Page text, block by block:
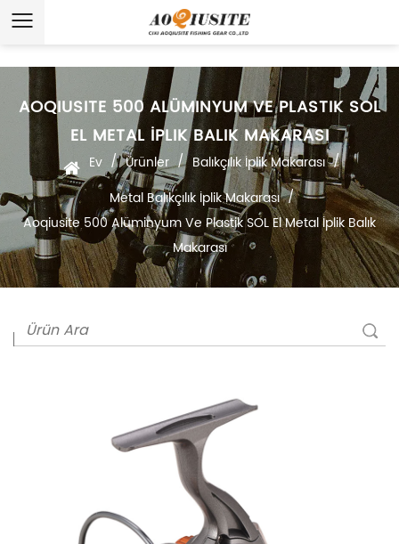
AOQIUSITE 500 ALÜMINYUM VE PLASTIK SOL
EL METAL İPLIK BALIK MAKARASI
Ev / Ürünler / Balıkçılık İplik Makarası /
Metal Balıkçılık İplik Makarası /
Aoqiusite 500 Alüminyum Ve Plastik SOL El Metal İplik Balık
Makarası